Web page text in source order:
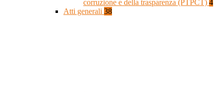
corruzione e della trasparenza (PTPCT) 4
Atti generali 38